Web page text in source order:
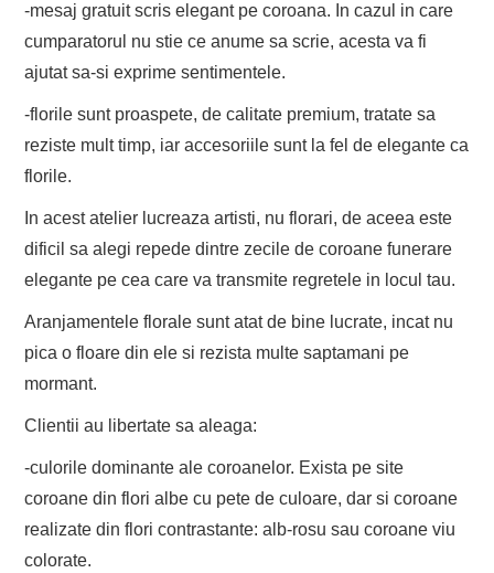
-mesaj gratuit scris elegant pe coroana. In cazul in care
cumparatorul nu stie ce anume sa scrie, acesta va fi
ajutat sa-si exprime sentimentele.
-florile sunt proaspete, de calitate premium, tratate sa
reziste mult timp, iar accesoriile sunt la fel de elegante ca
florile.
In acest atelier lucreaza artisti, nu florari, de aceea este
dificil sa alegi repede dintre zecile de coroane funerare
elegante pe cea care va transmite regretele in locul tau.
Aranjamentele florale sunt atat de bine lucrate, incat nu
pica o floare din ele si rezista multe saptamani pe
mormant.
Clientii au libertate sa aleaga:
-culorile dominante ale coroanelor. Exista pe site
coroane din flori albe cu pete de culoare, dar si coroane
realizate din flori contrastante: alb-rosu sau coroane viu
colorate.